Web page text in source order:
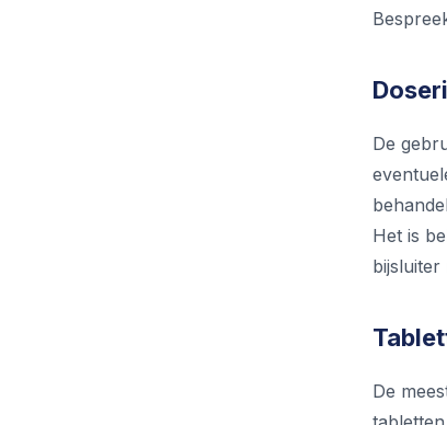
De
Het is
De